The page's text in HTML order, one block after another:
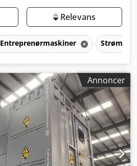
Relevans
Entreprenørmaskiner
Annoncer